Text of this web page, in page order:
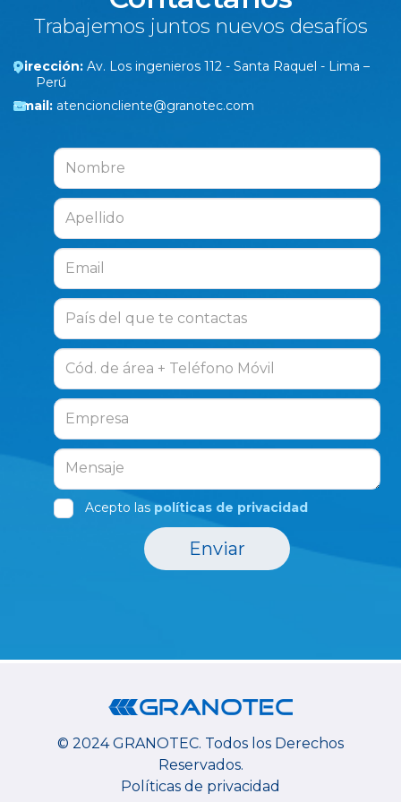
Trabajemos juntos nuevos desafíos
Dirección: Av. Los ingenieros 112 - Santa Raquel - Lima –
Perú
Email: atencioncliente@granotec.com
Acepto las políticas de privacidad
Enviar
© 2024 GRANOTEC. Todos los Derechos
Reservados.
Políticas de privacidad